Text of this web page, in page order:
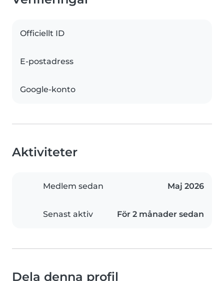
Officiellt ID
E-postadress
Google-konto
Aktiviteter
Medlem sedan Maj 2026
Senast aktiv För 2 månader sedan
Dela denna profil